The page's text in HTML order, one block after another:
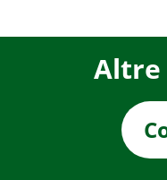
Altre